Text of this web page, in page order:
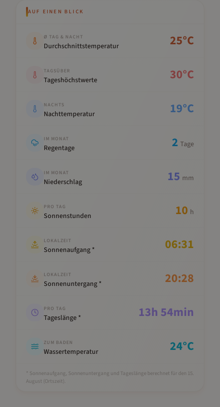
AUF EINEN BLICK
Ø TAG & NACHT
Durchschnittstemperatur 25°C
TAGSÜBER
Tageshöchstwerte 30°C
NACHTS
Nachttemperatur 19°C
IM MONAT
Regentage 2 Tage
IM MONAT
Niederschlag 15 mm
PRO TAG
Sonnenstunden 10 h
LOKALZEIT
Sonnenaufgang * 06:31
LOKALZEIT
Sonnenuntergang * 20:28
PRO TAG
Tageslänge * 13h 54min
ZUM BADEN
Wassertemperatur 24°C
* Sonnenaufgang, Sonnenuntergang und Tageslänge berechnet für den 15.
August (Ortszeit).